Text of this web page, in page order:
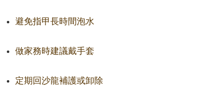
避免指甲長時間泡水
做家務時建議戴手套
定期回沙龍補護或卸除